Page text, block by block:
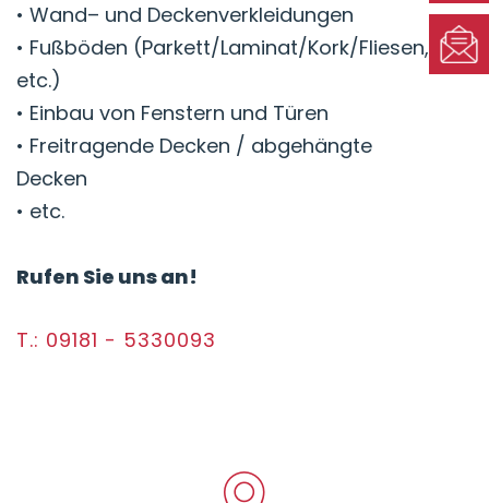
• Wand– und Deckenverkleidungen
• Fußböden (Parkett/Laminat/Kork/Fliesen,
etc.)
• Einbau von Fenstern und Türen
• Freitragende Decken / abgehängte
Decken
• etc.
Rufen Sie uns an!
T.: 09181 - 5330093